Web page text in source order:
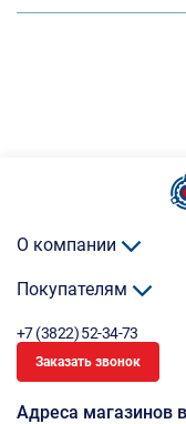
О компании
Покупателям
+7 (3822) 52-34-73
Заказать звонок
Адреса магазинов